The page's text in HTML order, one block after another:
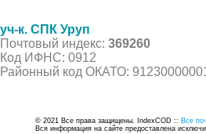
уч-к. СПК Уруп
Почтовый индекс: 369260
Код ИФНС: 0912
Районный код ОКАТО:
© 2021 Все права защищены. IndexCOD :: Все
Вся информация на сайте предоставлена